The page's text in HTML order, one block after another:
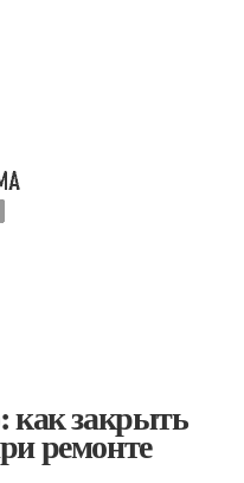
как закрыть
ремонте